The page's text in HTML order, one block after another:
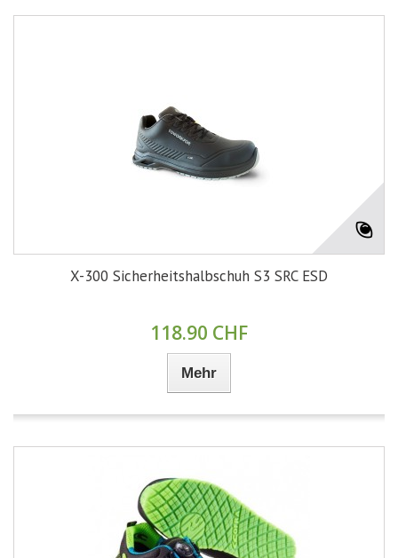
X-300 Sicherheitshalbschuh S3 SRC ESD
118.90 CHF
Mehr